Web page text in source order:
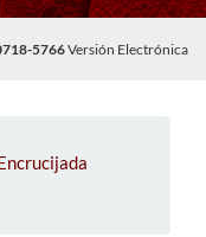
5766Versión Electrónica